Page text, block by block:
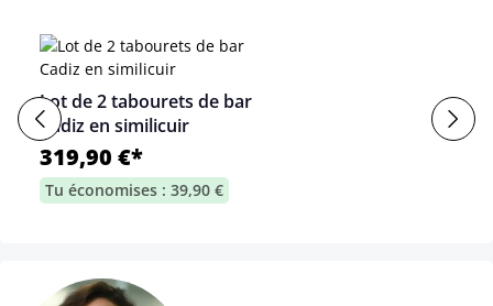
Lot de 2 tabourets de bar
Cadiz en similicuir
319,90 €*
Tu économises : 39,90 €